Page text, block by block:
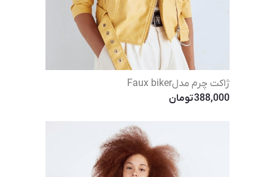
ژاکت چرم مدلFaux biker
388,000تومان